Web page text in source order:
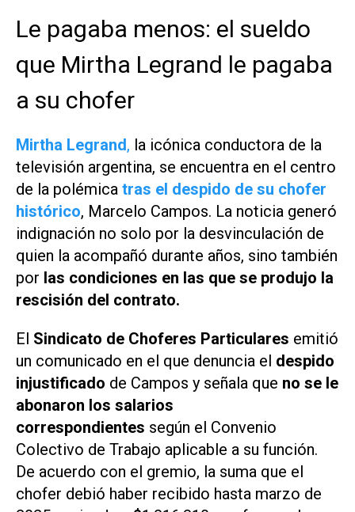
Le pagaba menos: el sueldo
que Mirtha Legrand le pagaba
a su chofer
Mirtha Legrand, la icónica conductora de la
televisión argentina, se encuentra en el centro
de la polémica tras el despido de su chofer
histórico, Marcelo Campos. La noticia generó
indignación no solo por la desvinculación de
quien la acompañó durante años, sino también
por las condiciones en las que se produjo la
rescisión del contrato.
El Sindicato de Choferes Particulares emitió
un comunicado en el que denuncia el despido
injustificado de Campos y señala que no se le
abonaron los salarios
correspondientes según el Convenio
Colectivo de Trabajo aplicable a su función.
De acuerdo con el gremio, la suma que el
chofer debió haber recibido hasta marzo de